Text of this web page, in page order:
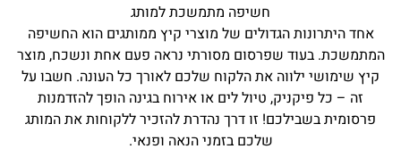
חשיפה מתמשכת למותג
אחד היתרונות הגדולים של מוצרי קיץ ממותגים הוא החשיפה
בעוד שפרסום מסורתי נראה פעם אחת ונשכח, מוצר
קיץ שימושי ילווה את הלקוח שלכם לאורך כל העונה. חשבו על
זה – כל פיקניק, טיול לים או אירוח בגינה הופך להזדמנות
פרסומית בשבילכם! זו דרך נהדרת להזכיר ללקוחות את המותג
שלכם בזמני הנאה ופנאי.